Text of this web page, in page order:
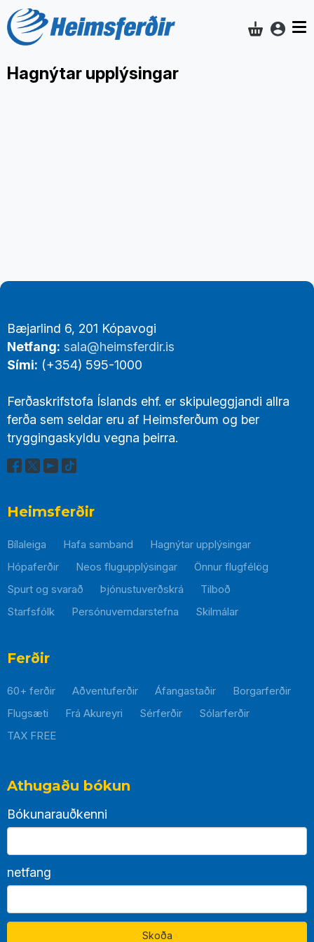
Hagnýtar upplýsingar
Links
Bæjarlind 6, 201 Kópavogi
Netfang: sala@heimsferdir.is
Sími: (+354) 595-1000
Ferðaskrifstofa Íslands ehf. er skipuleggjandi allra
ferða sem seldar eru af Heimsferðum og ber
tryggingaskyldu vegna þeirra.
Heimsferðir
Bílaleiga Hafa samband
Hagnýtar upplýsingar
Hópaferðir
Neos flugupplýsingar
Önnur flugfélög
Spurt og svarað
Þjónustuverðskrá
Tilboð
Starfsfólk
Persónuverndarstefna Skilmálar
Þessi
í
nýjum
Ferðir
60+ ferðir Aðventuferðir Áfangastaðir
Borgarferðir
Flugsæti
Frá Akureyri Sérferðir
Sólarferðir
TAX FREE
Athugaðu bókun
Bókunarauðkenni
netfang
Skoða